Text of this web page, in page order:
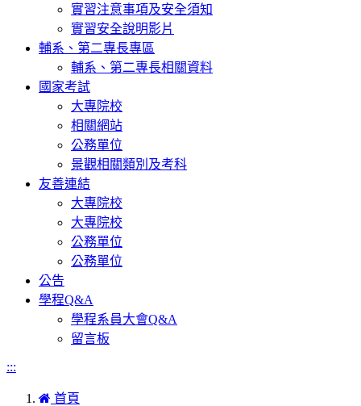
實習注意事項及安全須知
實習安全說明影片
輔系、第二專長專區
輔系、第二專長相關資料
國家考試
大專院校
相關網站
公務單位
景觀相關類別及考科
友善連結
大專院校
大專院校
公務單位
公務單位
公告
學程Q&A
學程系員大會Q&A
留言板
:::
首頁